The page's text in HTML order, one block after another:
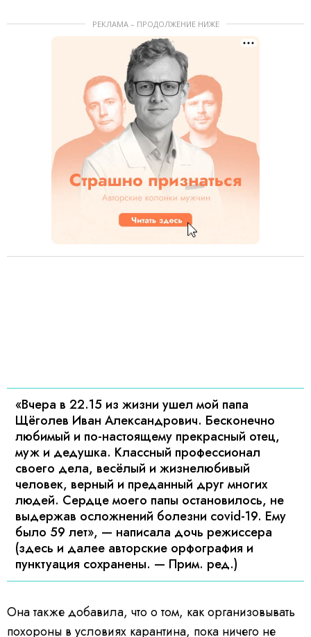
РЕКЛАМА – ПРОДОЛЖЕНИЕ НИЖЕ
«Вчера в 22.15 из жизни ушел мой папа
Щёголев Иван Александрович. Бесконечно
любимый и по-настоящему прекрасный отец,
муж и дедушка. Классный профессионал
своего дела, весёлый и жизнелюбивый
человек, верный и преданный друг многих
людей. Сердце моего папы остановилось, не
выдержав осложнений болезни covid-19. Ему
было 59 лет», — написала дочь режиссера
(здесь и далее авторские орфография и
пунктуация сохранены. — Прим. ред.)
Она также добавила, что о том, как организовывать
похороны в условиях карантина, пока ничего не